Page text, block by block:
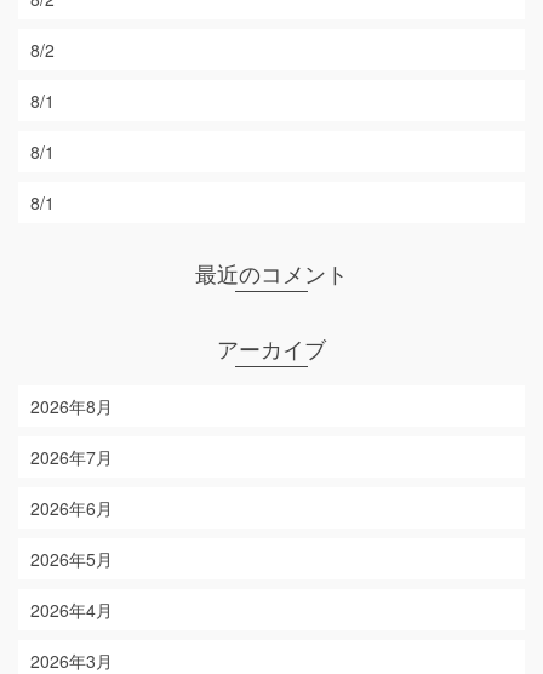
8/2
8/1
8/1
8/1
最近のコメント
アーカイブ
2026年8月
2026年7月
2026年6月
2026年5月
2026年4月
2026年3月